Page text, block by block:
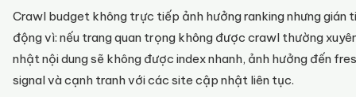
Crawl budget không trực tiếp ảnh hưởng ranking nhưng gián
động vì: nếu trang quan trọng không được crawl thường
nhật nội dung sẽ không được index nhanh, ảnh hưởng đến
signal và cạnh tranh với các site cập nhật liên tục.